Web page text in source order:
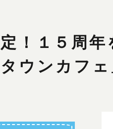
！１５周
ウンカフ